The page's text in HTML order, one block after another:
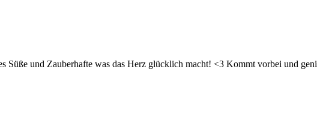
Süße und Zauberhafte was das Herz glücklich macht! <3 Kommt vorbei und